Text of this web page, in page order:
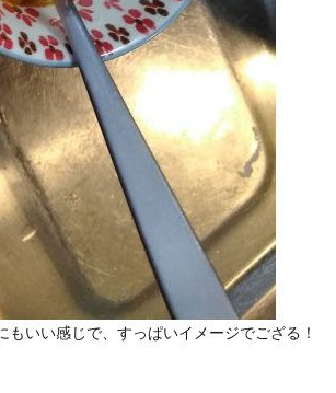
もいい感じで、すっぱいイメージでござる！